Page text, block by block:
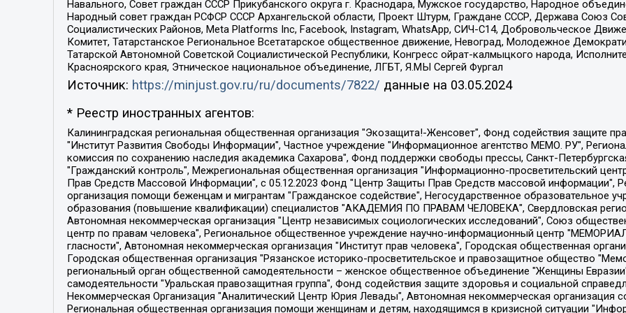
Навального, Совет граждан СССР Прикубанского округа г. Краснодара, Мужское государство, Народное
Народный совет граждан РСФСР СССР Архангельской области, Проект Штурм, Граждане СССР, Держава Союз
Социалистических Районов, Meta Platforms Inc, Facebook, Instagram, WhatsApp, СИЧ-С14, Добровольческое
Комитет, Татарстанское Региональное Всетатарское общественное движение, Невоград, Молодежное
Татарской Автономной Советской Социалистической Республики, Конгресс ойрат-калмыцкого народа,
Красноярского края, Этническое национальное объединение, ЛГБТ, Я.МЫ Сергей Фургал
Источник: https://minjust.gov.ru/ru/documents/7822/ данные на 03.05.2024
* Реестр иностранных агентов:
Калининградская региональная общественная организация "Экозащита!-Женсовет", Фонд содействия защите прав и свобод граждан "Общественный вердикт", Фонд "Институт Развития Свободы Информации", Частное учреждение "Информационное агентство МЕМО. РУ", Региональная общественная организация "Общественная комиссия по сохранению наследия академика Сахарова", Фонд поддержки свободы прессы, Санкт-Петербургская общественная правозащитная организация "Гражданский контроль", Межрегиональная общественная организация "Информационно-просветительский центр "Мемориал", Региональный Фонд "Центр Защиты Прав Средств Массовой Информации", с 05.12.2023 Фонд "Центр Защиты Прав Средств массовой информации", Региональная общественная благотворительная организация помощи беженцам и мигрантам "Гражданское содействие", Негосударственное образовательное учреждение дополнительного профессионального образования (повышение квалификации) специалистов "АКАДЕМИЯ ПО ПРАВАМ ЧЕЛОВЕКА", Свердловская региональная общественная организация "Сутяжник", Автономная некоммерческая организация "Центр независимых социологических исследований", Союз общественных объединений "Российский исследовательский центр по правам человека", Региональное общественное учреждение научно-информационный центр "МЕМОРИАЛ", Некоммерческая организация "Фонд защиты гласности", Автономная некоммерческая организация "Институт прав человека", Городская общественная организация "Екатеринбургское общество "МЕМОРИАЛ", Городская общественная организация "Рязанское историко-просветительское и правозащитное общество "Мемориал" (Рязанский Мемориал), Челябинский региональный орган общественной самодеятельности – женское общественное объединение "Женщины Евразии", Челябинский региональный орган общественной самодеятельности "Уральская правозащитная группа", Фонд содействия защите здоровья и социальной справедливости имени Андрея Рылькова, Автономная Некоммерческая Организация "Аналитический Центр Юрия Левады", Автономная некоммерческая организация социальной поддержки населения "Проект Апрель", Региональная общественная организация помощи женщинам и детям, находящимся в кризисной ситуации "Информационно-методический центр "Анна", Фонд содействия развитию массовых коммуникаций и правовому просвещению "Так-так-Так", Фонд содействия устойчивому развитию "Серебряная тайга", Свердловский региональный общественный фонд социальных проектов "Новое время", "Idel.Реалии", Кавказ.Реалии, Крым.Реалии, Телеканал Настоящее Время, Татаро-башкирская служба Радио Свобода (Azatliq Radiosi), Радио Свободная Европа/Радио Свобода (PCE/PC), "Сибирь.Реалии", "Фактограф", Благотворительный фонд помощи осужденным и их семьям, Автономная некоммерческая организация "Институт глобализации и социальных движений", Фонд "В защиту прав заключенных", Частное учреждение "Центр поддержки и содействия развитию средств массовой информации", Пензенский региональный общественный благотворительный фонд "Гражданский союз", "Север.Реалии", Некоммерческая организация Фонд "Правовая инициатива", Общество с ограниченной ответственностью "Радио Свободная Европа/Радио Свобода", Чешское информационное агентство "MEDIUM-ORIENT", Красноярская региональная общественная организация "Мы против СПИДа", Камалягин Денис Николаевич, Маркелов Сергей Евгеньевич, Пономарев Лев Александрович, Савицкая Людмила Алексеевна, Автономная некоммерческая организация "Центр по работе с проблемой насилия "НАСИЛИЮ.НЕТ", Межрегиональный профессиональный союз работников здравоохранения "Альянс врачей", Юридическое лицо, зарегистрированное в Латвийской Республике, SIA "Medusa Project" (регистрационный номер 40103797863, дата регистрации 10.06.2014), Некоммерческая организация "Фонд по борьбе с коррупцией", Автономная некоммерческая организация "Институт права и публичной политики", Баданин Роман Сергеевич, Гликин Максим Александрович, Железнова Мария Михайловна, Лукьянова Юлия Сергеевна, Маетная Елизавета Витальевна, Маняхин Петр Борисович, Чуракова Ольга Владимировна, Ярош Юлия Петровна, Юридическое лицо "The Insider SIA", зарегистрированное в Риге, Латвийская Республика (дата регистрации 26.06.2015), являющееся администратором доменного имени интернет-издания "The Insider SIA", https://theins.ru, Постернак Алексей Евгеньевич, Рубин Михаил Аркадьевич, Анин Роман Александрович, Юридическое лицо Istories fonds, зарегистрированное в Латвийской Республике (регистрационный номер 50008295751, дата регистрации 24.02.2020), Великовский Дмитрий Александрович, Долинина Ирина Николаевна, Мароховская Алеся Алексеевна, Шлейнов Роман Юрьевич, Шмагун Олеся Валентиновна, Общество с ограниченной ответственностью "Альтаир 2021", Общество с ограниченной ответственностью "Вега 2021", Общество с ограниченной ответственностью "Главный редактор 2021", Общество с ограниченной ответственностью "Ромашки монолит", Важенков Артем Валерьевич, Ивановская областная общественная организация "Центр гендерных исследований", Гурман Юрий Альбертович, Медиапроект "ОВД-Инфо", Егоров Владимир Владимирович, Жилинский Владимир Александрович, Общество с ограниченной ответственностью "ЗП", Иванова София Юрьевна, Карезина Инна Павловна, Кильтау Екатерина Викторовна, Петров Алексей Викторович, Пискунов Сергей Евгеньевич, Смирнов Сергей Сергеевич, Тихонов Михаил Сергеевич, Общество с ограниченной ответственностью "ЖУРНАЛИСТ-ИНОСТРАННЫЙ АГЕНТ", Арапова Галина Юрьевна, Вольтская Татьяна Анатольевна, Американская компания "Mason G.E.S. Anonymous Foundation" (США), являющаяся владельцем интернет-издания https://mnews.world/, Компания "Stichting Bellingcat", зарегистрированная в Нидерландах (дата регистрации 11.07.2018), Захаров Андрей Вячеславович, Клепиковская Екатерина Дмитриевна, Общество с ограниченной ответственностью "МЕМО", Перл Роман Александрович, Симонов Евгений Алексеевич, Соловьева Елена Анатольевна, Сотников Даниил Владимирович, Сурначева Елизавета Дмитриевна, Автономная некоммерческая организация по защите прав человека и информированию населения "Якутия – Наше Мнение", Общество с ограниченной ответственностью "Москоу диджитал медиа", с 26.01.2023 Общество с ограниченной ответственностью "Чайка Белые сады", Ветошкина Валерия Валерьевна, Заговора Максим Александрович, Межрегиональное общественное движение "Российская ЛГБТ - сеть", Оленичев Максим Владимирович, Павлов Иван Юрьевич, Скворцова Елена Сергеевна, Общество с ограниченной ответственностью "Как бы инагент", Кочетков Игорь Викторович, Общество с ограниченной ответственностью "Честные выборы", Еланчик Олег Александрович, Общество с ограниченной ответственностью "Нобелевский призыв", Гималова Регина Эмилевна, Григорьев Андрей Валерьевич, Григорьева Алина Александровна, Ассоциация по содействию защите прав призывников, альтернативнослужащих и военнослужащих "Правозащитная группа